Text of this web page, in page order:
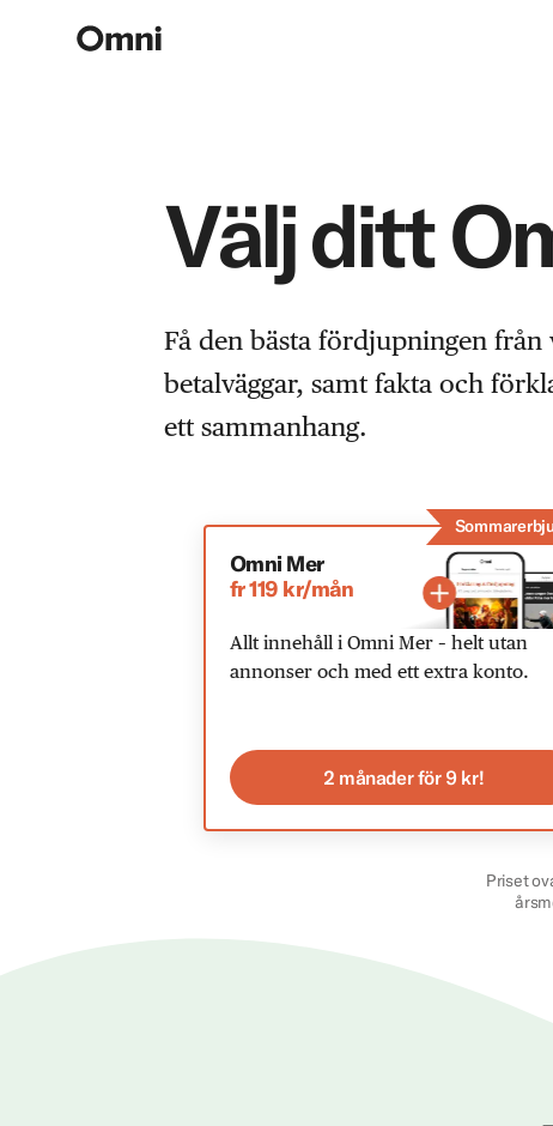
Välj ditt
Få den bästa fördjupningen
betalväggar, samt fakta och
ett sammanhang.
Omni Mer
fr 119 kr/mån
Allt innehåll i Omni Mer – helt utan
annonser och med ett extra konto.
2 månader för 9 kr!
Priset